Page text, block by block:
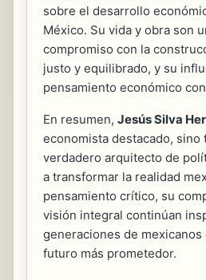
sobre el desarrollo
México. Su vida y obra son
compromiso con la
justo y equilibrado, y su
pensamiento económico
En resumen, Jesús Silva
economista destacado, sino
verdadero arquitecto de
a transformar la realidad
pensamiento crítico, su
visión integral continúan
generaciones de mexicanos
futuro más prometedor.